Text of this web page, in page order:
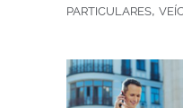
PARTICULARES,